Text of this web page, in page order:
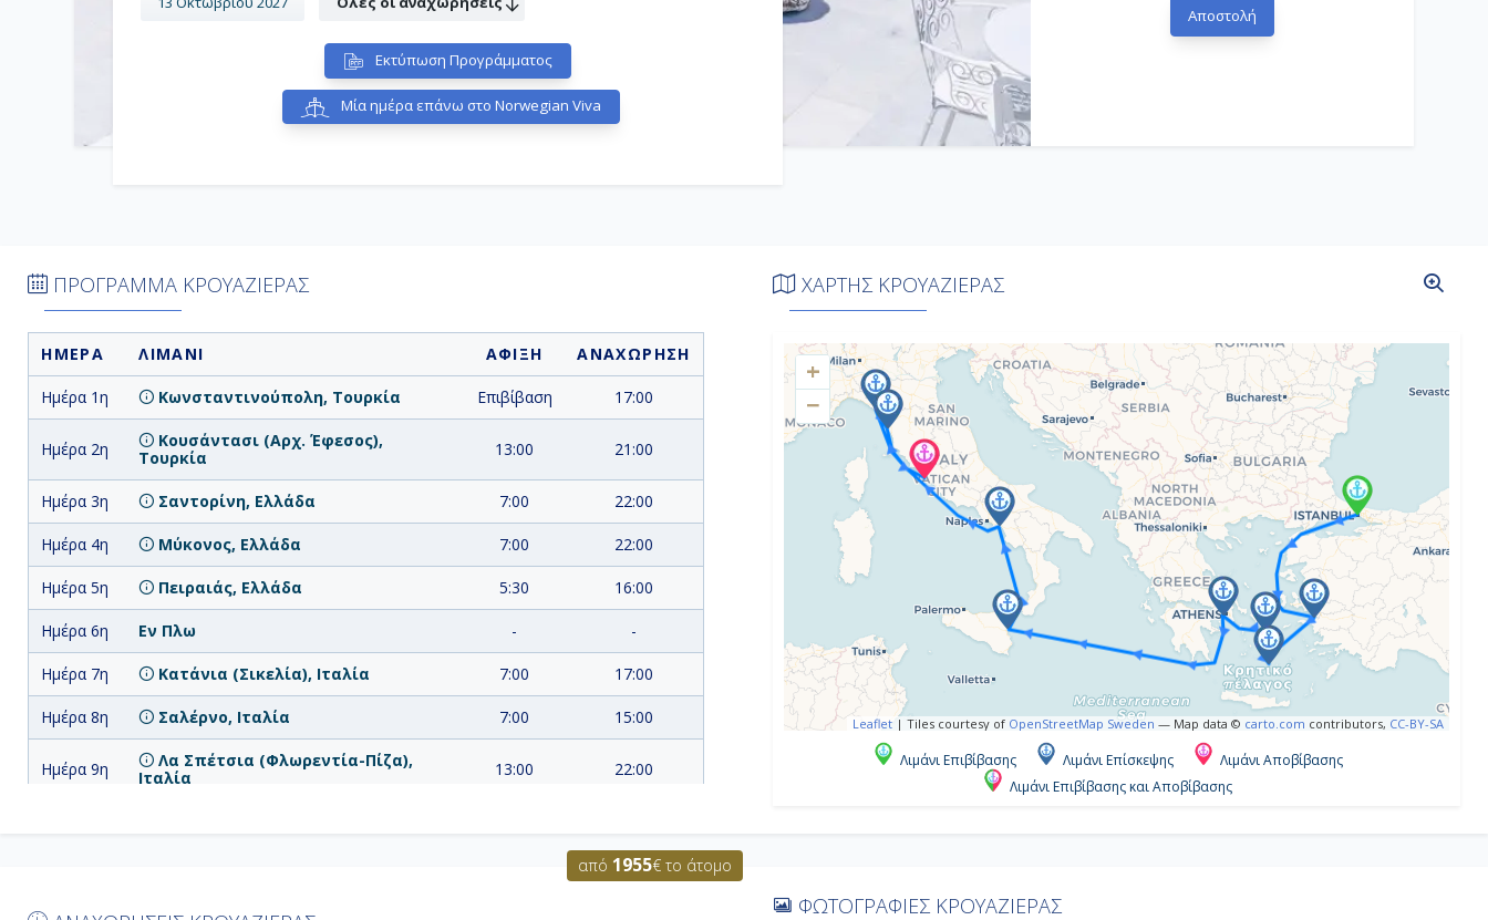
Εκτύπωση Προγράμματος
Μία ημέρα επάνω στο Norwegian Viva
ΠΡΟΓΡΑΜΜΑ ΚΡΟΥΑΖΙΕΡΑΣ
ΗΜΕΡΑ ΛΙΜΑΝΙ ΑΦΙΞΗ ΑΝΑΧΩΡΗΣΗ
Ημέρα 1η Κωνσταντινούπολη, Τουρκία Επιβίβαση 17:00
Ημέρα 2η
Κουσάντασι (Αρχ. Έφεσος),
Τουρκία
13:00 21:00
Ημέρα 3η Σαντορίνη, Ελλάδα 7:00 22:00
Ημέρα 4η Μύκονος, Ελλάδα 7:00 22:00
Ημέρα 5η Πειραιάς, Ελλάδα 5:30 16:00
Ημέρα 6η Εν Πλω - -
Ημέρα 7η Κατάνια (Σικελία), Ιταλία 7:00 17:00
Ημέρα 8η Σαλέρνο, Ιταλία 7:00 15:00
Ημέρα 9η
Λα Σπέτσια (Φλωρεντία-Πίζα),
Ιταλία
13:00 22:00
ΧΑΡΤΗΣ ΚΡΟΥΑΖΙΕΡΑΣ
+
−
Leaflet | Tiles courtesy of OpenStreetMap Sweden — Map data © carto.com contributors, CC-BY-SA
Λιμάνι Επιβίβασης Λιμάνι Επίσκεψης
Λιμάνι Αποβίβασης
Λιμάνι Επιβίβασης και Αποβίβασης
από 1955€ το άτομο
ΦΩΤΟΓΡΑΦΙΕΣ ΚΡΟΥΑΖΙΕΡΑΣ